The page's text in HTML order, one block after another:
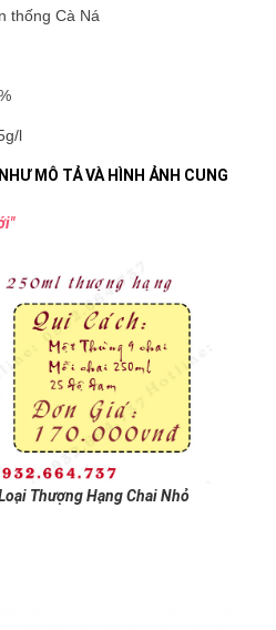
thống Cà Ná
l
MÔ TẢVÀ HÌNH ẢNH CUNG
Thượng Hạng Chai Nhỏ